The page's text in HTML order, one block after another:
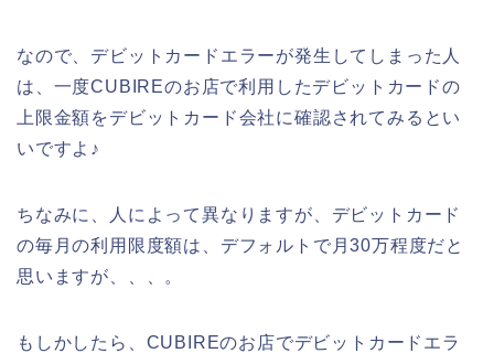
なので、デビットカードエラーが発生してしまった人
は、一度CUBIREのお店で利用したデビットカードの
上限金額をデビットカード会社に確認されてみるとい
いですよ♪
ちなみに、人によって異なりますが、デビットカード
の毎月の利用限度額は、デフォルトで月30万程度だと
思いますが、、、。
もしかしたら、CUBIREのお店でデビットカードエラ